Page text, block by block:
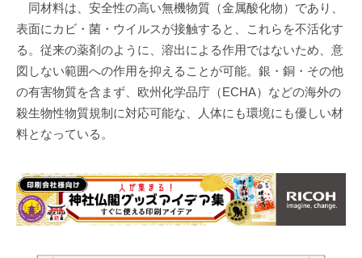
同材料は、安全性の高い無機物質（金属酸化物）であり、
表面にカビ・菌・ウイルスが接触すると、これらを不活化す
る。従来の薬剤のように、溶出による作用ではないため、意
図しない範囲への作用を抑えることが可能。銀・銅・その他
の有害物質を含まず、欧州化学品庁（ECHA）などの海外の
殺生物性物質規制に対応可能な、人体にも環境にも優しい材
料となっている。